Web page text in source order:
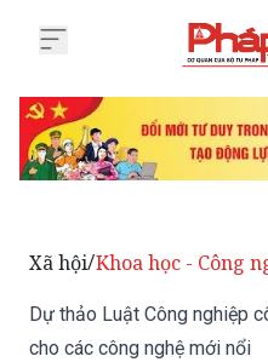
Xã hội/Khoa học - Công
Dự thảo Luật Công nghiệp
cho các công nghệ mới nổi